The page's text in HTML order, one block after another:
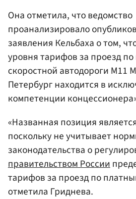
Она отметила, что ведомство
проанализировало
заявления Кельбаха о том,
уровня тарифов за проезд по
скоростной автодороги М11
Петербург находится в
компетенции
«Названная позиция
поскольку не учитывает
законодательства о
правительством России
тарифов за проезд по
отметила Гриднева.